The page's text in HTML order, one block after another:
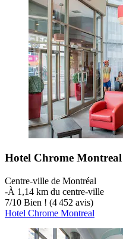
Hotel Chrome Montreal
Centre-ville de Montréal
‐À 1,14 km du centre-ville
7/10 Bien ! (4 452 avis)
Hotel Chrome Montreal